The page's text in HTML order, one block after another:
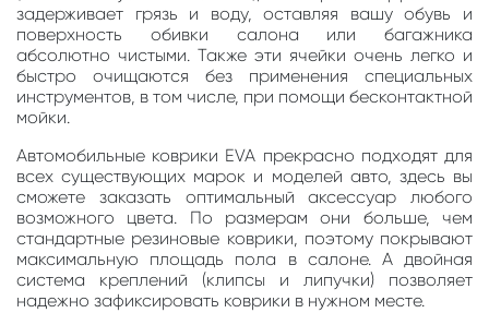
задерживает грязь и воду, оставляя вашу обувь и
поверхность обивки салона или багажника
абсолютно чистыми. Также эти ячейки очень легко и
быстро очищаются без применения специальных
инструментов, в том числе, при помощи бесконтактной
мойки.
Автомобильные коврики EVA прекрасно подходят для
всех существующих марок и моделей авто, здесь вы
сможете заказать оптимальный аксессуар любого
возможного цвета. По размерам они больше, чем
стандартные резиновые коврики, поэтому покрывают
максимальную площадь пола в салоне. А двойная
система креплений (клипсы и липучки) позволяет
надежно зафиксировать коврики в нужном месте.